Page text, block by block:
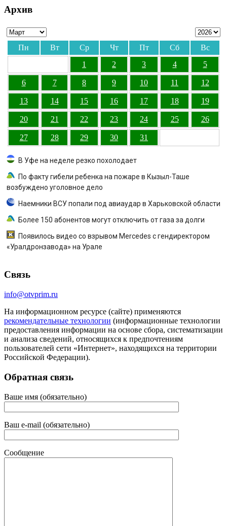
Архив
Пн Вт Ср Чт Пт Сб
Вс
1
2 3 4 5
6 7 8 9 10 11 12
13 14 15 16 17 18 19
20 21 22 23 24 25 26
27 28 29 30 31
В Уфе на неделе резко похолодает
По факту гибели ребенка на пожаре в Кызыл-Таше
возбуждено уголовное дело
Наемники ВСУ попали под авиаудар в Харьковской области
Более 150 абонентов могут отключить от газа за долги
Появилось видео со взрывом Mercedes с гендиректором
«Уралдронзавода» на Урале
Связь
info@otvprim.ru
На информационном ресурсе (сайте) применяются
рекомендательные технологии (информационные технологии
предоставления информации на основе сбора, систематизации
и анализа сведений, относящихся к предпочтениям
пользователей сети «Интернет», находящихся на территории
Российской Федерации).
Обратная связь
Ваше имя (обязательно)
Ваш e-mail (обязательно)
Сообщение